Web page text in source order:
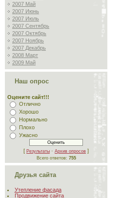
2007 Май
2007 Июнь
2007 Июль
2007 Сентябрь
2007 Октябрь
2007 Ноябрь
2007 Декабрь
2008 Март
2009 Май
Наш опрос
Оцените сайт!!!
Отлично
Хорошо
Нормально
Плохо
Ужасно
[ Результаты · Архив опросов ]
Всего ответов: 755
Друзья сайта
Утепление фасада
Продвижение сайта